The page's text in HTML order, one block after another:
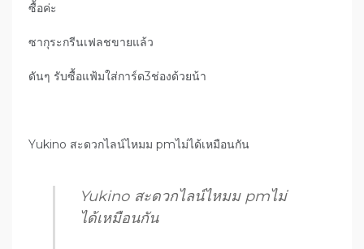
ซื้อค่ะ
ซากุระกรีนเฟลชขายแล้ว
ดันๆ รับซื้อแฟ้มใส่การ์ด3ช่องด้วยน้า
Yukino สะดวกไลน์ไหมม pmไม่ได้เหมือนกัน
Yukino สะดวกไลน์ไหมม pmไม่
ได้เหมือนกัน